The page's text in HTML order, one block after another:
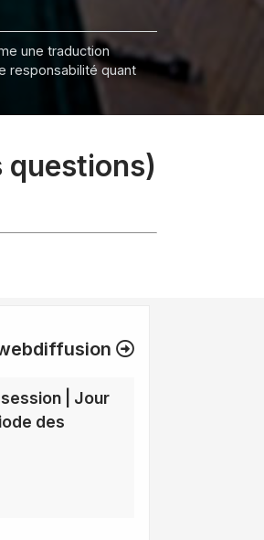
une traduction
responsabilité quant
questions)
| Jour
des